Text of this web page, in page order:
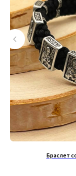
Браслет
© 2019-2026 Русские Мастерские
Информация
Договор оферта
Политика
Обмен и возврат
Доставка и оплата